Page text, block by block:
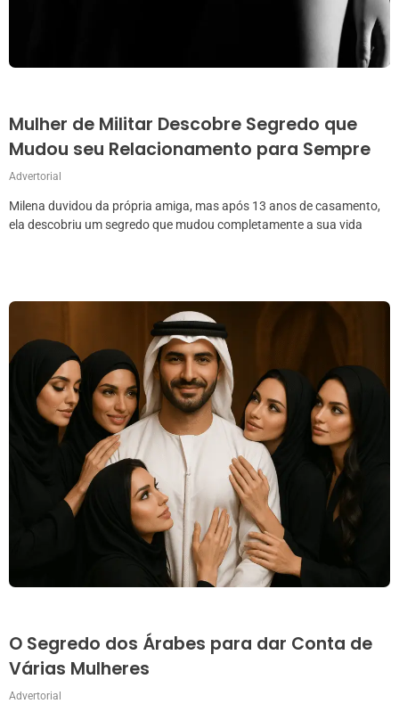
Mulher de Militar Descobre Segredo que
Mudou seu Relacionamento para Sempre
Advertorial
Milena duvidou da própria amiga, mas após 13 anos de casamento,
ela descobriu um segredo que mudou completamente a sua vida
O Segredo dos Árabes para dar Conta de
Várias Mulheres
Advertorial